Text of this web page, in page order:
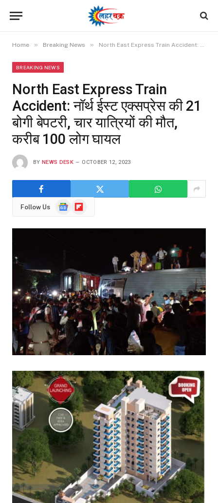
Home » Breaking News » North East Express Train Accident: नॉर्थ ईस्ट एक्सप्रेस की 21 बोगी बेपटरी, चार यात्रियों की मौत, करीब 100 लोग घायल
BREAKING NEWS
North East Express Train
Accident: नॉर्थ ईस्ट एक्सप्रेस की 21
बोगी बेपटरी, चार यात्रियों की मौत,
करीब 100 लोग घायल
BY NEWS DESK OCTOBER 12, 2023
Follow Us
GoogleFlipboard